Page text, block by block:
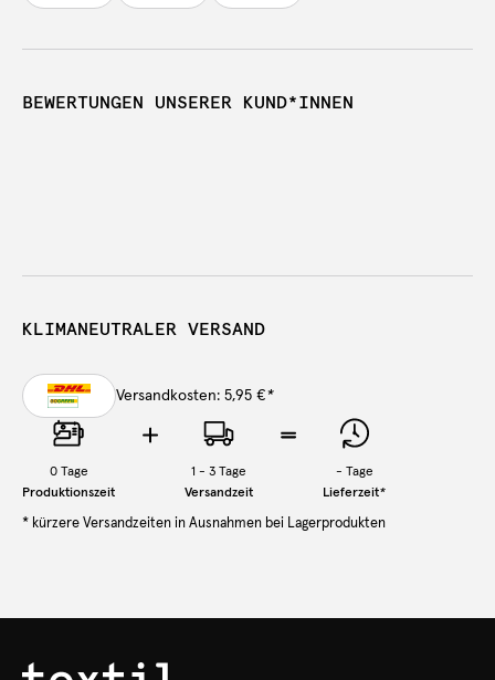
BEWERTUNGEN UNSERER KUND*INNEN
KLIMANEUTRALER VERSAND
Versandkosten: 5,95 €*
0Tage
Produktionszeit
1 - 3 Tage
Versandzeit
- Tage
Lieferzeit*
* kürzere Versandzeiten in Ausnahmen bei Lagerprodukten